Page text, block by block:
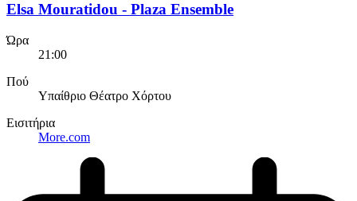
Elsa Mouratidou - Plaza Ensemble
Ώρα
21:00
Πού
Υπαίθριο Θέατρο Χόρτου
Εισιτήρια
More.com